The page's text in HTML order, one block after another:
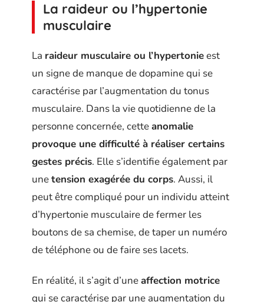
La raideur ou l’hypertonie
musculaire
La raideur musculaire ou l’hypertonieest
un signe de manque de dopamine qui se
caractérise par l’augmentation du tonus
musculaire. Dans la vie quotidienne de la
personne concernée, cetteanomalie
provoque une difficulté à réaliser certains
gestes précis. Elle s’identifie également par
unetension exagérée du corps. Aussi, il
peut être compliqué pour un individu atteint
d’hypertonie musculaire de fermer les
boutons de sa chemise, de taper un numéro
de téléphone ou de faire ses lacets.
En réalité, il s’agit d’uneaffection motrice
qui se caractérise par une augmentation du